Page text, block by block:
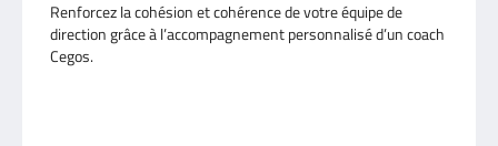
Renforcez la cohésion et cohérence de votre équipe de
direction grâce à l’accompagnement personnalisé d’un coach
Cegos.